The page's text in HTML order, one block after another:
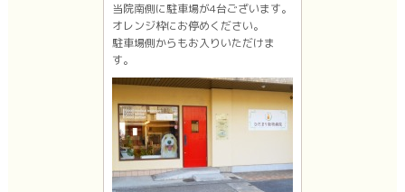
当院南側に駐車場が4台ございます。
オレンジ枠にお停めください。
駐車場側からもお入りいただけま
す。